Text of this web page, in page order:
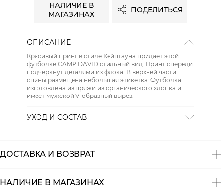
НАЛИЧИЕ В
МАГАЗИНАХ
ПОДЕЛИТЬСЯ
ОПИСАНИЕ
Красивый принт в стиле Кейптауна придает этой
футболке CAMP DAVID стильный вид. Принт спереди
подчеркнут деталями из флока. В верхней части
спины размещена небольшая этикетка. Футболка
изготовлена ​​из пряжи из органического хлопка и
имеет мужской V-образный вырез.
УХОД И СОСТАВ
ДОСТАВКА И ВОЗВРАТ
НАЛИЧИЕ В МАГАЗИНАХ